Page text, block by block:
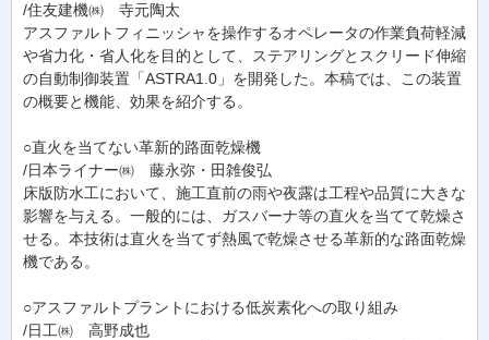
/住友建機㈱ 寺元陶太
アスファルトフィニッシャを操作するオペレータの作業負荷軽減
や省力化・省人化を目的として、ステアリングとスクリード伸縮
の自動制御装置「ASTRA1.0」を開発した。本稿では、この装置
の概要と機能、効果を紹介する。
○直火を当てない革新的路面乾燥機
/日本ライナー㈱ 藤永弥・田雑俊弘
床版防水工において、施工直前の雨や夜露は工程や品質に大きな
影響を与える。一般的には、ガスバーナ等の直火を当てて乾燥さ
せる。本技術は直火を当てず熱風で乾燥させる革新的な路面乾燥
機である。
○アスファルトプラントにおける低炭素化への取り組み
/日工㈱ 高野成也